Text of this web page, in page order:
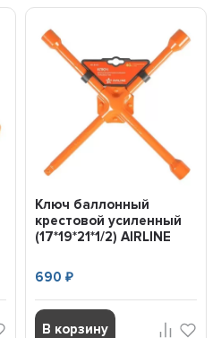
Ключ баллонный
крестовой усиленный
(17*19*21*1/2) AIRLINE
690 ₽
В корзину